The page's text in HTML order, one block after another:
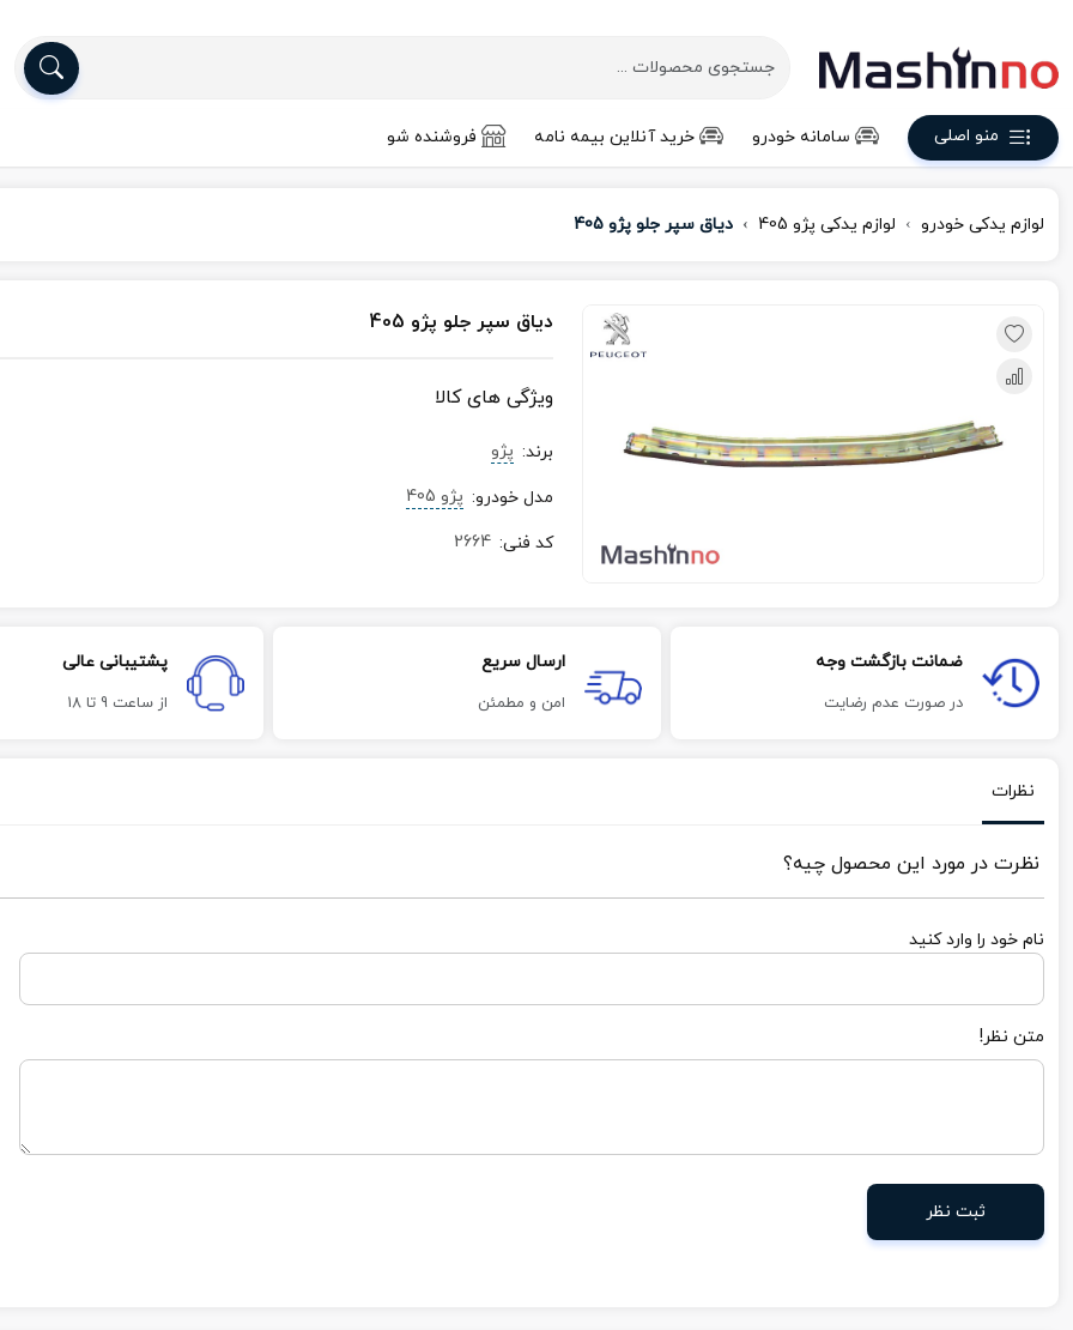
منو اصلی سامانه خودرو خرید آنلاین بیمه نامه فروشنده شو
لوازم یدکی خودرو لوازم یدکی پژو 405 دیاق سپر جلو پژو 405
دیاق سپر جلو پژو 405
ویژگی های کالا
برند: پژو
مدل خودرو: پژو 405
کد فنی:
2664
ضمانت بازگشت وجه
در صورت عدم رضایت
ارسال سریع
امن و مطمئن
پشتیبانی عالی
از ساعت 9 تا 18
نظرات
نظرت در مورد این محصول چیه؟
نام خود را وارد کنید
متن نظر!
ثبت نظر